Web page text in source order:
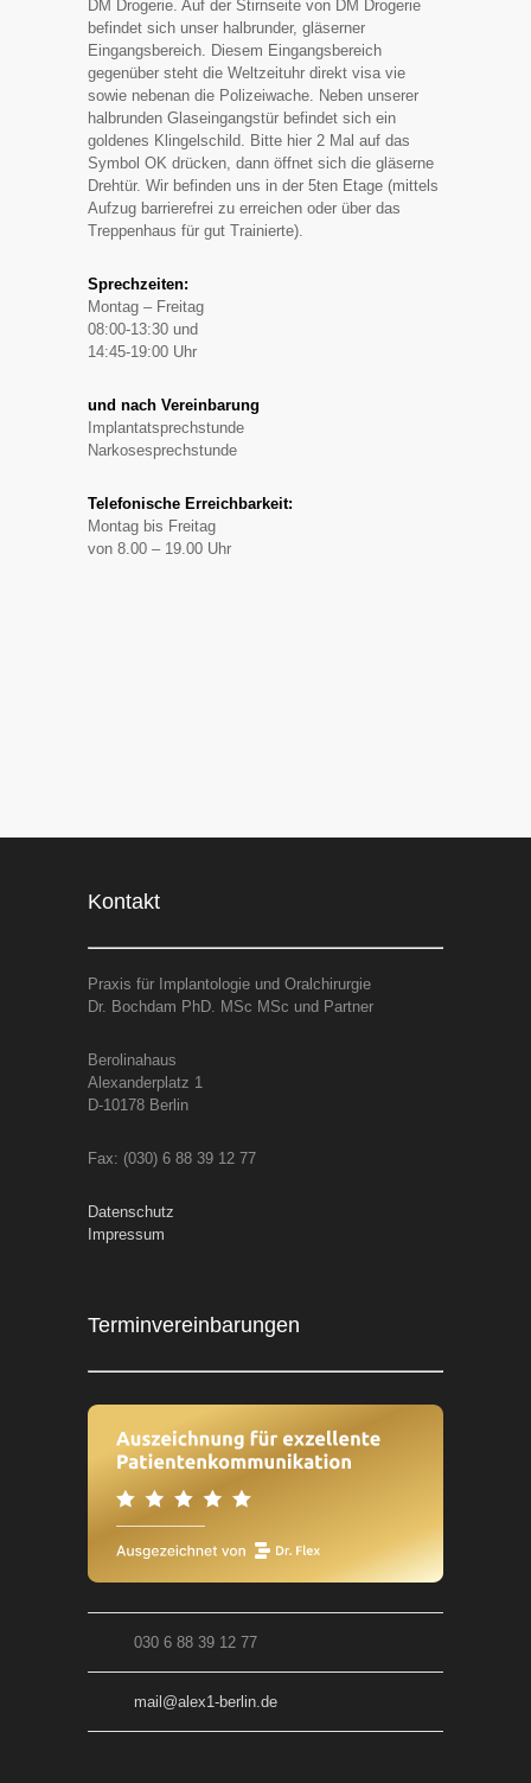
DM Drogerie. Auf der Stirnseite von DM Drogerie
befindet sich unser halbrunder, gläserner
Eingangsbereich. Diesem Eingangsbereich
gegenüber steht die Weltzeituhr direkt visa vie
sowie nebenan die Polizeiwache. Neben unserer
halbrunden Glaseingangstür befindet sich ein
goldenes Klingelschild. Bitte hier 2 Mal auf das
Symbol OK drücken, dann öffnet sich die gläserne
Drehtür. Wir befinden uns in der 5ten Etage (mittels
Aufzug barrierefrei zu erreichen oder über das
Treppenhaus für gut Trainierte).
Sprechzeiten:
Montag – Freitag
08:00-13:30 und
14:45-19:00 Uhr
und nach Vereinbarung
Implantatsprechstunde
Narkosesprechstunde
Telefonische Erreichbarkeit:
Montag bis Freitag
von 8.00 – 19.00 Uhr
Kontakt
Praxis für Implantologie und Oralchirurgie
Dr. Bochdam PhD. MSc MSc und Partner
Berolinahaus
Alexanderplatz 1
D-10178 Berlin
Fax: (030) 6 88 39 12 77
Datenschutz
Impressum
Terminvereinbarungen
030 6 88 39 12 77
mail@alex1-berlin.de